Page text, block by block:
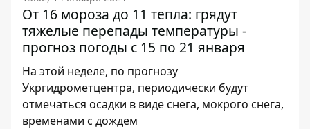
От 16 мороза до 11 тепла: грядут
тяжелые перепады температуры -
прогноз погоды с 15 по 21 января
На этой неделе, по прогнозу
Укргидрометцентра, периодически будут
отмечаться осадки в виде снега, мокрого снега,
временами с дождем